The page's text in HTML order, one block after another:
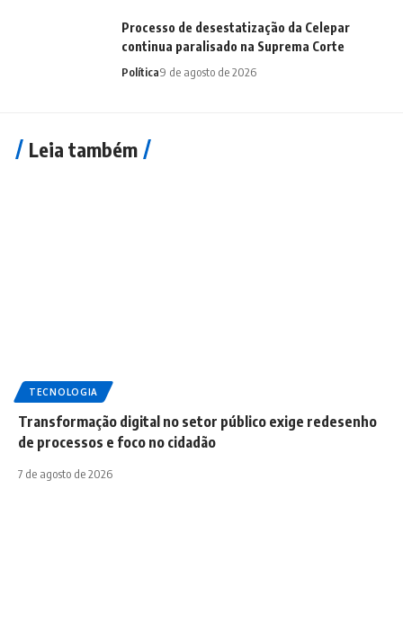
Processo de desestatização da Celepar
continua paralisado na Suprema Corte
Política9 de agosto de 2026
Leia também
TECNOLOGIA
Transformação digital no setor público exige redesenho
de processos e foco no cidadão
7 de agosto de 2026